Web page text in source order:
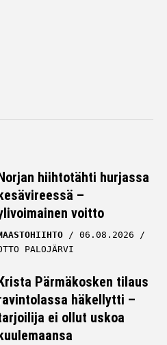
hiihtotähti hurjassa
–
voitto
06.08.2026
PALOJÄRVI
Pärmäkosken tilaus
häkellytti –
ei ollut uskoa